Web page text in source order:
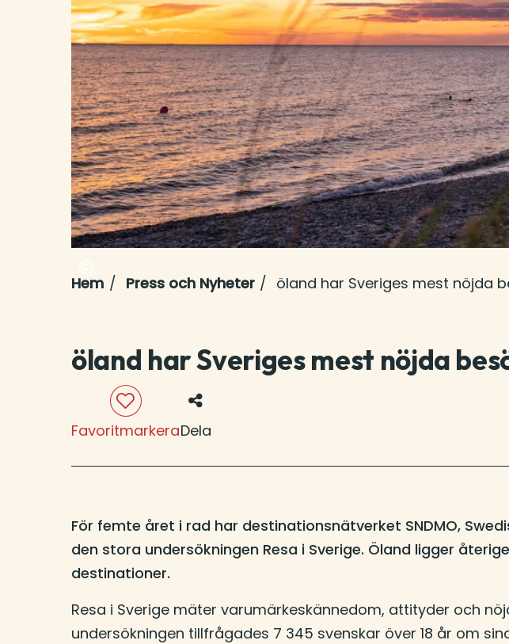
Hem Press och Nyheter öland har Sveriges mest nöjda
öland har Sveriges mest nöjda
FavoritmarkeraDela
För femte året i rad har destinationsnätverket SNDMO,
den stora undersökningen Resa i Sverige. Öland ligger
destinationer.
Resa i Sverige mäter varumärkeskännedom, attityder och
undersökningen tillfrågades 7 345 svenskar över 18 år om